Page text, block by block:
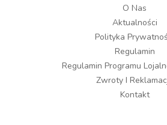
O Nas
Aktualności
Polityka
Regulamin
Regulamin Programu
Zwroty I
Kontakt